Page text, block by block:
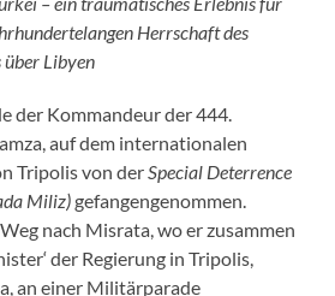
Herrschaft des
über Libyen
der Kommandeur der 444.
auf dem internationalen
Tripolis von derSpecial Deterrence
Miliz)gefangengenommen.
nach Misrata, wo er zusammen
der Regierung in Tripolis,
an einer Militärparade